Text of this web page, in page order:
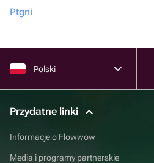
Ptgni
Polski
Przydatne linki
Informacje o Flowwow
Media i programy partnerskie